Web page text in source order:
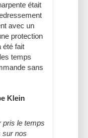
était
avec un
protection
été fait
temps
sans
Klein
pris le temps
sur nos